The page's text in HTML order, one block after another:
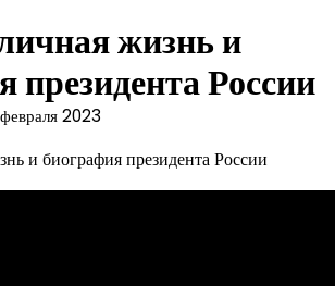
жизнь и
президента России
2023